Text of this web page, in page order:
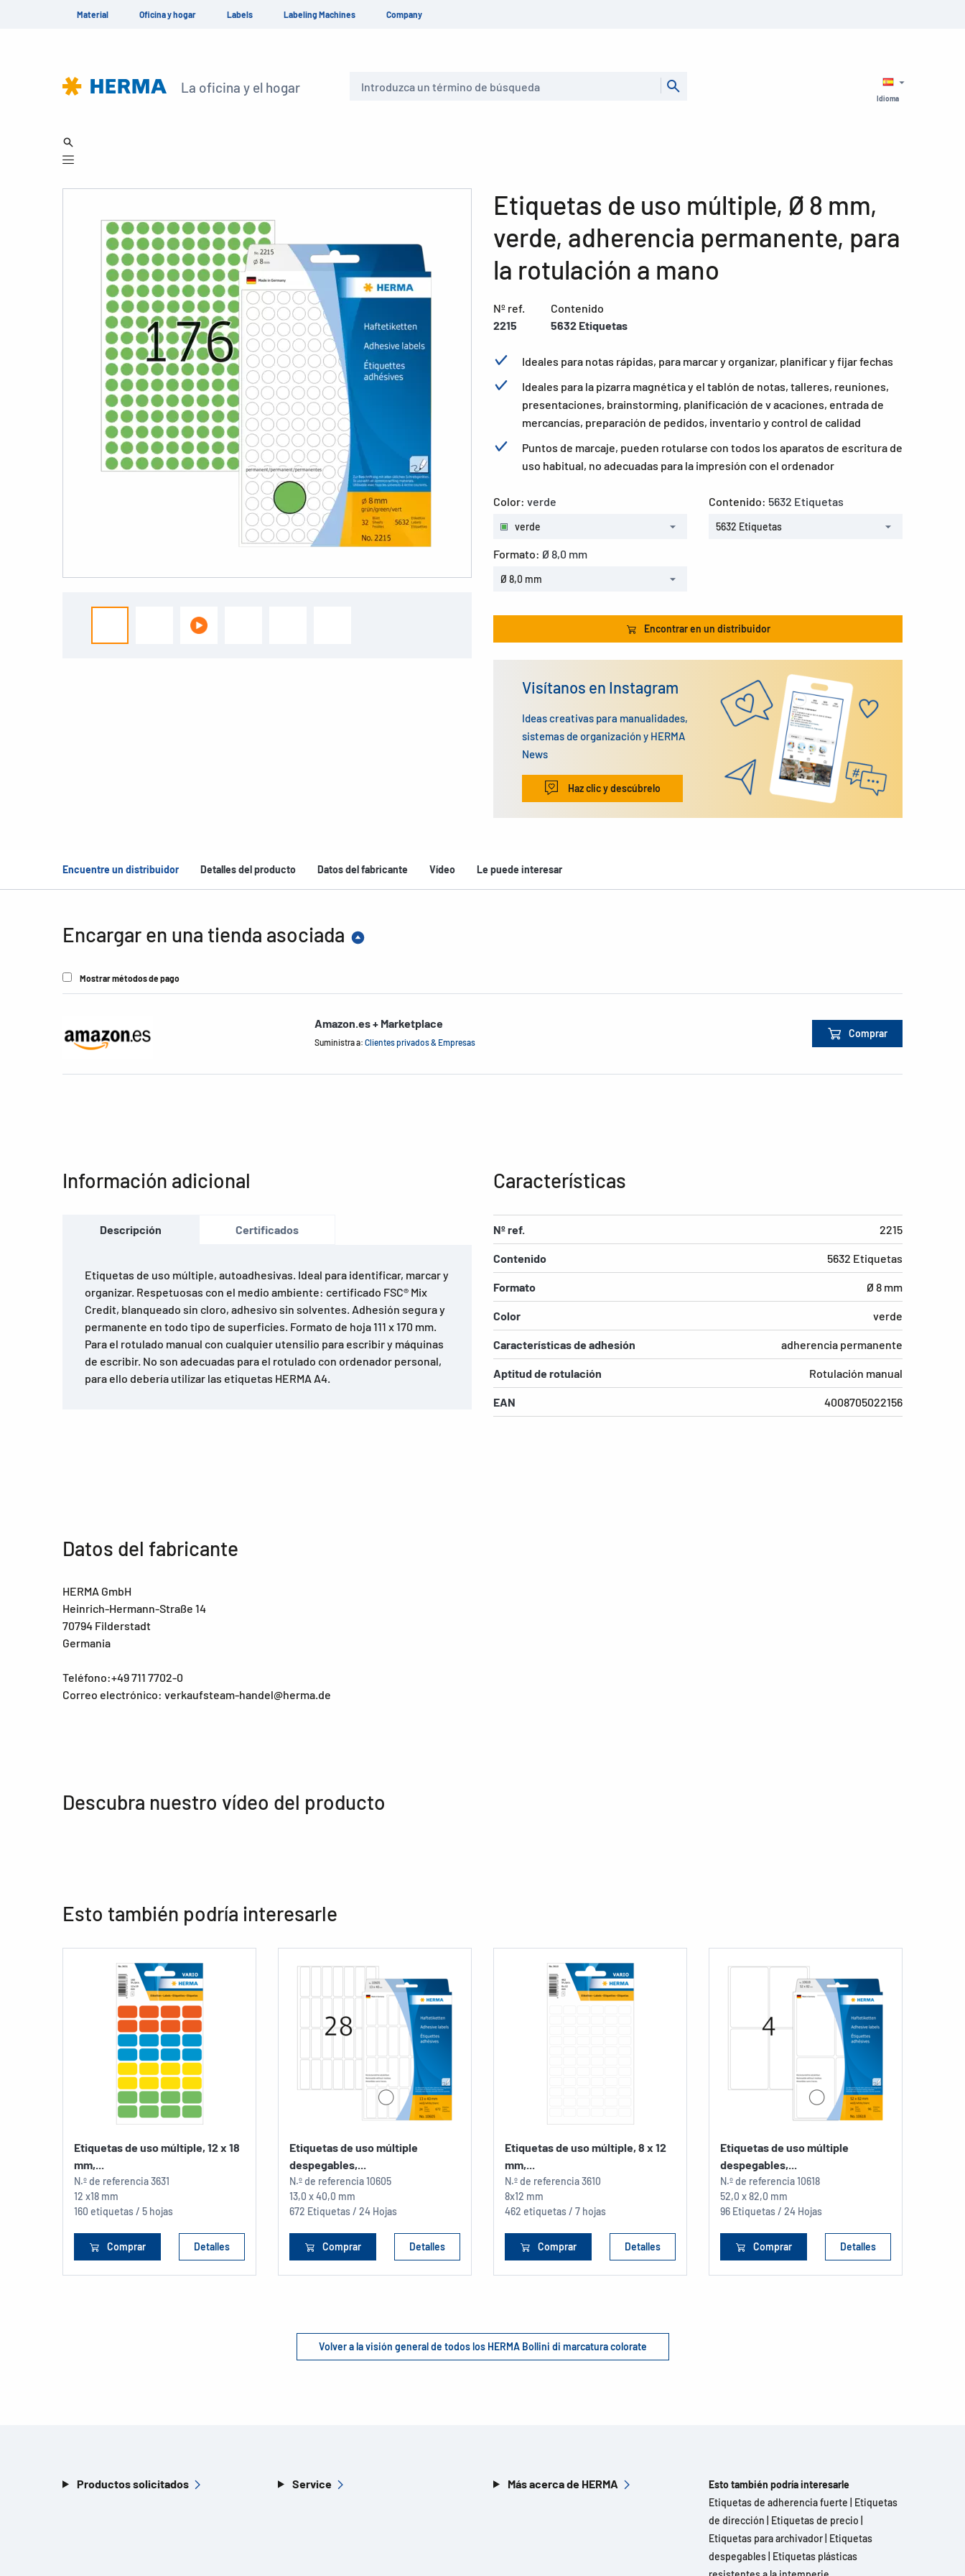
Material Oficina y hogar Labels Labeling Machines Company
La oficina y el hogar
Idioma
Etiquetas de uso múltiple, Ø 8 mm,
verde, adherencia permanente, para
la rotulación a mano
Nº ref.
2215
Contenido
5632 Etiquetas
Ideales para notas rápidas, para marcar y organizar, planificar y fijar fechas
Ideales para la pizarra magnética y el tablón de notas, talleres, reuniones,
presentaciones, brainstorming, planificación de v acaciones, entrada de
mercancías, preparación de pedidos, inventario y control de calidad
Puntos de marcaje, pueden rotularse con todos los aparatos de escritura de
uso habitual, no adecuadas para la impresión con el ordenador
Color: verde
verde
Contenido: 5632 Etiquetas
5632 Etiquetas
Formato: Ø 8,0 mm
Ø 8,0 mm
Encontrar en un distribuidor
Visítanos en Instagram
Ideas creativas para manualidades,
sistemas de organización y HERMA
News
Haz clic y descúbrelo
Encuentre un distribuidor Detalles del producto Datos del fabricante Vídeo Le puede interesar
Encargar en una tienda asociada
Mostrar métodos de pago
Amazon.es + Marketplace
Suministra a: Clientes privados & Empresas
Comprar
Información adicional
Descripción Certificados
Etiquetas de uso múltiple, autoadhesivas. Ideal para identificar, marcar y
organizar. Respetuosas con el medio ambiente: certificado FSC® Mix
Credit, blanqueado sin cloro, adhesivo sin solventes. Adhesión segura y
permanente en todo tipo de superficies. Formato de hoja 111 x 170 mm.
Para el rotulado manual con cualquier utensilio para escribir y máquinas
de escribir. No son adecuadas para el rotulado con ordenador personal,
para ello debería utilizar las etiquetas HERMA A4.
Características
Nº ref. 2215
Contenido 5632 Etiquetas
Formato Ø 8 mm
Color verde
Características de adhesión adherencia permanente
Aptitud de rotulación Rotulación manual
EAN 4008705022156
Datos del fabricante
HERMA GmbH
Heinrich-Hermann-Straße 14
70794 Filderstadt
Germania
Teléfono:+49 711 7702-0
Correo electrónico: verkaufsteam-handel@herma.de
Descubra nuestro vídeo del producto
Esto también podría interesarle
Etiquetas de uso múltiple, 12 x 18
mm,...
N.º de referencia3631
12 x18 mm
160 etiquetas / 5 hojas
Comprar Detalles
Etiquetas de uso múltiple
despegables,...
N.º de referencia10605
13,0 x 40,0 mm
672 Etiquetas / 24 Hojas
Comprar Detalles
Etiquetas de uso múltiple, 8 x 12
mm,...
N.º de referencia3610
8x12 mm
462 etiquetas / 7 hojas
Comprar Detalles
Etiquetas de uso múltiple
despegables,...
N.º de referencia10618
52,0 x 82,0 mm
96 Etiquetas / 24 Hojas
Comprar Detalles
Volver a la visión general de todos los HERMA Bollini di marcatura colorate
Productos solicitados Service Más acerca de HERMA
Esto también podría interesarle
Etiquetas de adherencia fuerte
Etiquetas
de dirección
Etiquetas de precio
Etiquetas para archivador Etiquetas
despegables Etiquetas plásticas